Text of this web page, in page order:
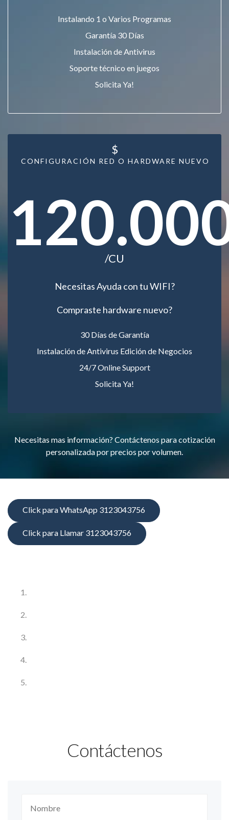
Instalando 1 o Varios Programas
Garantía 30 Días
Instalación de Antivirus
Soporte técnico en juegos
Solicita Ya!
CONFIGURACIÓN RED O HARDWARE NUEVO
$
/CU
Necesitas Ayuda con tu WIFI?
Compraste hardware nuevo?
30 Días de Garantía
Instalación de Antivirus Edición de Negocios
24/7 Online Support
Solicita Ya!
Necesitas mas información? Contáctenos para cotización
personalizada por precios por volumen.
Click para WhatsApp 3123043756
Click para Llamar 3123043756
Contáctenos